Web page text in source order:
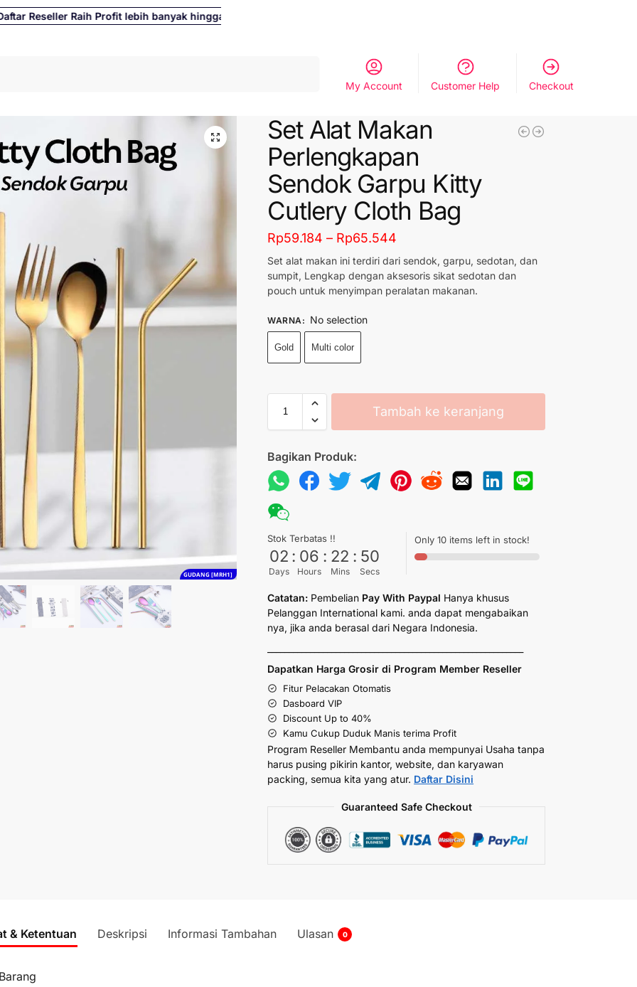
Reseller Raih Profit lebih banyak hingga 500%
My Account Customer Help Checkout
GUDANG [MRH1]
Set Alat Makan
Perlengkapan
Sendok Garpu Kitty
Cutlery Cloth Bag
Rp59.184 – Rp65.544
Set alat makan ini terdiri dari sendok, garpu, sedotan, dan
sumpit, Lengkap dengan aksesoris sikat sedotan dan
pouch untuk menyimpan peralatan makanan.
WARNA : No selection
Gold Multi color
Tambah ke keranjang
Bagikan Produk:
Stok Terbatas !!
02
Days
: 06
Hours
: 22
Mins
: 50
Secs
Only 10 items left in stock!
Catatan: Pembelian Pay With Paypal Hanya khusus
Pelanggan International kami. anda dapat mengabaikan
nya, jika anda berasal dari Negara Indonesia.
Dapatkan Harga Grosir di Program Member Reseller
Fitur Pelacakan Otomatis
Dasboard VIP
Discount Up to 40%
Kamu Cukup Duduk Manis terima Profit
Program Reseller Membantu anda mempunyai Usaha tanpa
harus pusing pikirin kantor, website, dan karyawan
packing, semua kita yang atur. Daftar Disini
Guaranteed Safe Checkout
& Ketentuan Deskripsi Informasi Tambahan Ulasan 0